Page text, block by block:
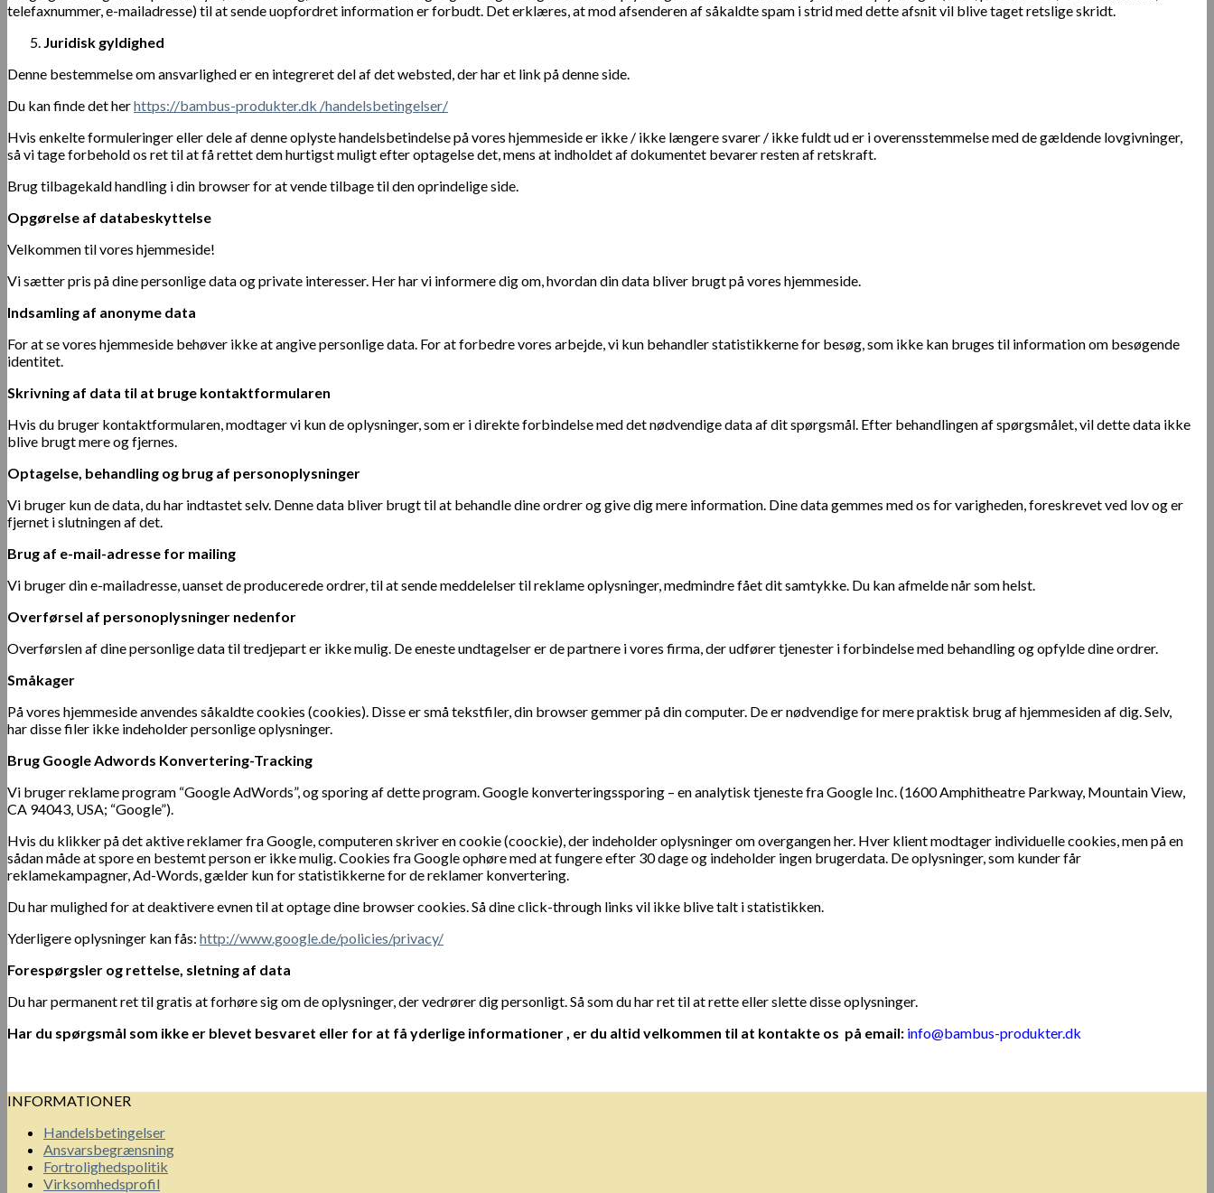
telefaxnummer, e-mailadresse) til at sende uopfordret information er forbudt. Det erklæres, at mod afsenderen af ​​såkaldte spam i strid med dette afsnit vil blive taget retslige skridt.
Juridisk gyldighed
Denne bestemmelse om ansvarlighed er en integreret del af det websted, der har et link på denne side.
Du kan finde det herhttps://bambus-produkter.dk /handelsbetingelser/
Hvis enkelte formuleringer eller dele af denne oplyste handelsbetindelse på vores hjemmeside er ikke / ikke længere svarer / ikke fuldt ud er i overensstemmelse med de gældende lovgivninger,
så vi tage forbehold os ret til at få rettet dem hurtigst muligt efter optagelse det, mens at indholdet af dokumentet bevarer resten af ​​retskraft.
Brug tilbagekald handling i din browser for at vende tilbage til den oprindelige side.
Opgørelse af databeskyttelse
Velkommen til vores hjemmeside!
Vi sætter pris på dine personlige data og private interesser. Her har vi informere dig om, hvordan din data bliver brugt på vores hjemmeside.
Indsamling af anonyme data
For at se vores hjemmeside behøver ikke at angive personlige data. For at forbedre vores arbejde, vi kun behandler statistikkerne for besøg, som ikke kan bruges til information om besøgende
identitet.
Skrivning af data til at bruge kontaktformularen
Hvis du bruger kontaktformularen, modtager vi kun de oplysninger, som er i direkte forbindelse med det nødvendige data af dit spørgsmål. Efter behandlingen af spørgsmålet, vil dette data ikke
blive brugt mere og fjernes.
Optagelse, behandling og brug af personoplysninger
Vi bruger kun de data, du har indtastet selv. Denne data bliver brugt til at behandle dine ordrer og give dig mere information. Dine data gemmes med os for varigheden, foreskrevet ved lov og er
fjernet i slutningen af ​​det.
Brug af e-mail-adresse for mailing
Vi bruger din e-mailadresse, uanset de producerede ordrer, til at sende meddelelser til reklame oplysninger, medmindre fået dit samtykke. Du kan afmelde når som helst.
Overførsel af personoplysninger nedenfor
Overførslen af ​​dine personlige data til tredjepart er ikke mulig. De eneste undtagelser er de partnere i vores firma, der udfører tjenester i forbindelse med behandling og opfylde dine ordrer.
Småkager
På vores hjemmeside anvendes såkaldte cookies (cookies). Disse er små tekstfiler, din browser gemmer på din computer. De er nødvendige for mere praktisk brug af hjemmesiden af ​​dig. Selv,
har disse filer ikke indeholder personlige oplysninger.
Brug Google Adwords Konvertering-Tracking
Vi bruger reklame program “Google AdWords”, og sporing af dette program. Google konverteringssporing – en analytisk tjeneste fra Google Inc. (1600 Amphitheatre Parkway, Mountain View,
CA 94043, USA; “Google”).
Hvis du klikker på det aktive reklamer fra Google, computeren skriver en cookie (coockie), der indeholder oplysninger om overgangen her. Hver klient modtager individuelle cookies, men på en
sådan måde at spore en bestemt person er ikke mulig. Cookies fra Google ophøre med at fungere efter 30 dage og indeholder ingen brugerdata. De oplysninger, som kunder får
reklamekampagner, Ad-Words, gælder kun for statistikkerne for de reklamer konvertering.
Du har mulighed for at deaktivere evnen til at optage dine browser cookies. Så dine click-through links vil ikke blive talt i statistikken.
Yderligere oplysninger kan fås: http://www.google.de/policies/privacy/
Forespørgsler og rettelse, sletning af data
Du har permanent ret til gratis at forhøre sig om de oplysninger, der vedrører dig personligt. Så som du har ret til at rette eller slette disse oplysninger.
Har du spørgsmål som ikke er blevet besvaret eller for at få yderlige informationer , er du altid velkommen til at kontakte os på email: info@bambus-produkter.dk
INFORMATIONER
Handelsbetingelser
Ansvarsbegrænsning
Fortrolighedspolitik
Virksomhedsprofil